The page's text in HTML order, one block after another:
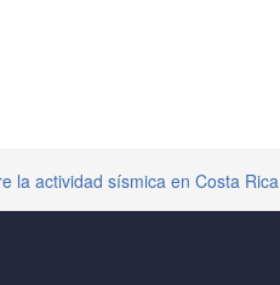
la actividad sísmica en Costa Rica